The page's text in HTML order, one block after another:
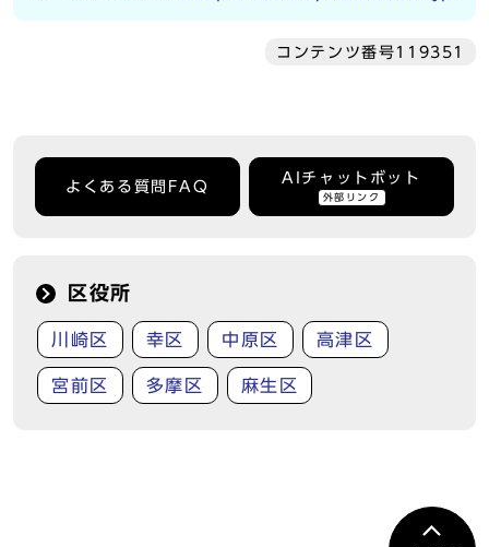
コンテンツ番号119351
よくある質問FAQ
AIチャットボット
外部リンク
区役所
川崎区 幸区 中原区 高津区
宮前区 多摩区 麻生区